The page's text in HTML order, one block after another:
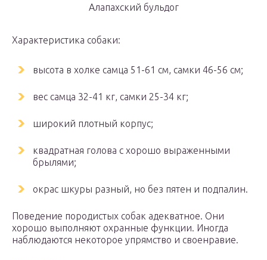
Алапахский бульдог
Характеристика собаки:
высота в холке самца 51-61 см, самки 46-56 см;
вес самца 32-41 кг, самки 25-34 кг;
широкий плотный корпус;
квадратная голова с хорошо выраженными
брылями;
окрас шкуры разный, но без пятен и подпалин.
Поведение породистых собак адекватное. Они
хорошо выполняют охранные функции. Иногда
наблюдаются некоторое упрямство и своенравие.